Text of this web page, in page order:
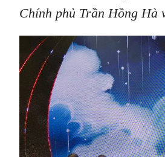
Chính phủ Trần Hồng Hà